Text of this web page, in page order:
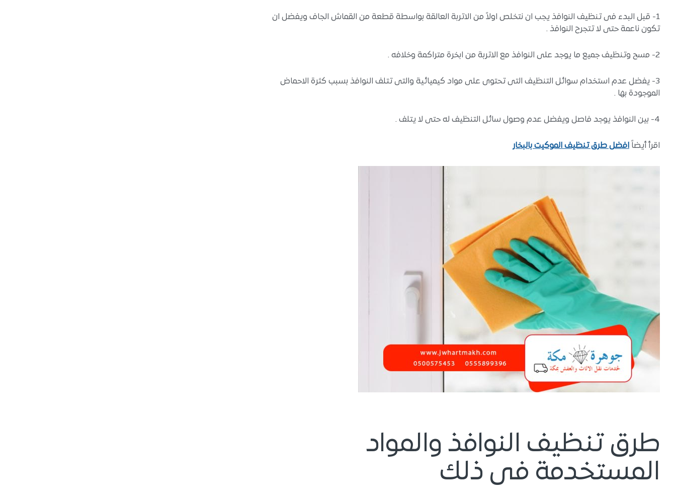
1- قبل البدء فى تنظيف النوافذ يجب ان نتخلص اولاً من الاتربة العالقة بواسطة قطعة من القماش الجاف ويفضل ان
تكون ناعمة حتى لا تتجرح النوافذ .
2- مسح وتنظيف جميع ما يوجد على النوافذ مع الاتربة من ابخرة متراكمة وخلافه .
3- يفضل عدم استخدام سوائل التنظيف التى تحتوى على مواد كيميائية والتى تتلف النوافذ بسبب كثرة الاحماض
الموجودة بها .
4- بين النوافذ يوجد فاصل ويفضل عدم وصول سائل التنظيف له حتى لا يتلف .
اقرأ أيضاً افضل طرق تنظيف الموكيت بالبخار
طرق تنظيف النوافذ والمواد
المستخدمة فى ذلك